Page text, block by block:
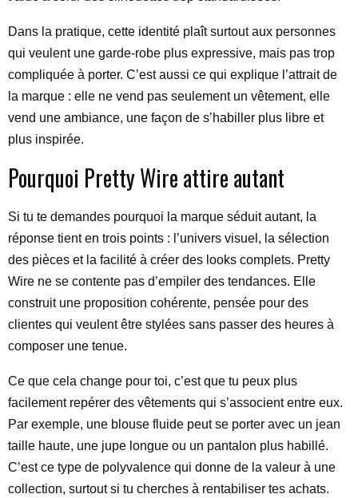
Dans la pratique, cette identité plaît surtout aux personnes
qui veulent une garde-robe plus expressive, mais pas trop
compliquée à porter. C’est aussi ce qui explique l’attrait de
la marque : elle ne vend pas seulement un vêtement, elle
vend une ambiance, une façon de s’habiller plus libre et
plus inspirée.
Pourquoi Pretty Wire attire autant
Si tu te demandes pourquoi la marque séduit autant, la
réponse tient en trois points : l’univers visuel, la sélection
des pièces et la facilité à créer des looks complets. Pretty
Wire ne se contente pas d’empiler des tendances. Elle
construit une proposition cohérente, pensée pour des
clientes qui veulent être stylées sans passer des heures à
composer une tenue.
Ce que cela change pour toi, c’est que tu peux plus
facilement repérer des vêtements qui s’associent entre eux.
Par exemple, une blouse fluide peut se porter avec un jean
taille haute, une jupe longue ou un pantalon plus habillé.
C’est ce type de polyvalence qui donne de la valeur à une
collection, surtout si tu cherches à rentabiliser tes achats.